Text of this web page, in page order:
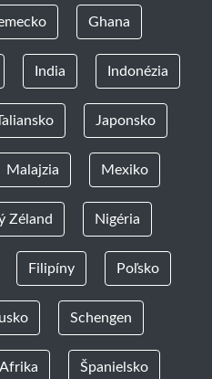
Ghana
India Indonézia
Japonsko
Malajzia Mexiko
Zéland Nigéria
Filipíny Poľsko
Schengen
Španielsko